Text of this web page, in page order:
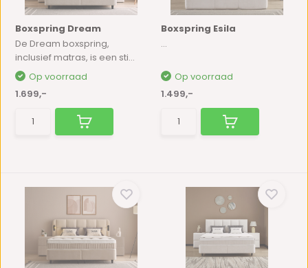
Boxspring Dream
De Dream boxspring,
inclusief matras, is een sti...
Op voorraad
1.699,-
Boxspring Esila
...
Op voorraad
1.499,-